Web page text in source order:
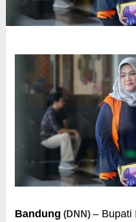
Bandung (DNN) – Bupati